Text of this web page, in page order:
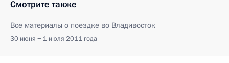
Смотрите также
Все материалы о поездке во Владивосток
30 июня − 1 июля 2011 года